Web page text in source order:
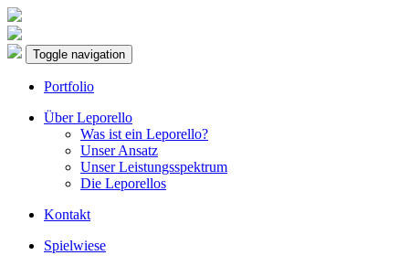
Toggle navigation
Portfolio
Über Leporello
Was ist ein Leporello?
Unser Ansatz
Unser Leistungsspektrum
Die Leporellos
Kontakt
Spielwiese